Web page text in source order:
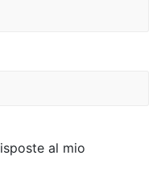
al mio